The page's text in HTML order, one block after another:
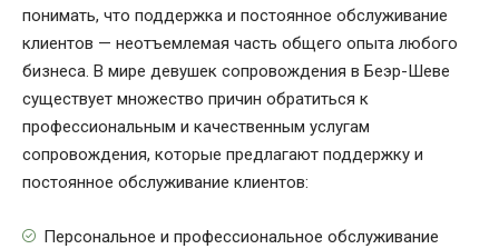
понимать, что поддержка и постоянное обслуживание
клиентов — неотъемлемая часть общего опыта любого
бизнеса. В мире девушек сопровождения в Беэр-Шеве
существует множество причин обратиться к
профессиональным и качественным услугам
сопровождения, которые предлагают поддержку и
постоянное обслуживание клиентов:
Персональное и профессиональное обслуживание